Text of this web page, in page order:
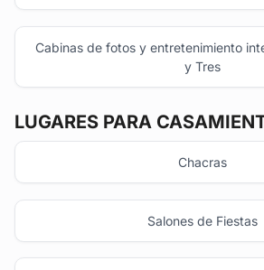
Cabinas de fotos y entretenimiento
y Tres
LUGARES PARA
Chacras
Salones de Fiestas